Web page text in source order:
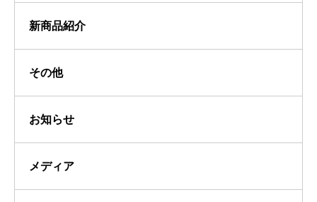
新商品紹介
その他
お知らせ
メディア